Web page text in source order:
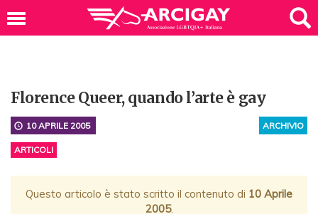
Florence Queer, quando l’arte è gay
ARCHIVIO
10 APRILE 2005
ARTICOLI
Questo articolo è stato scritto il contenuto di 10 Aprile
2005.